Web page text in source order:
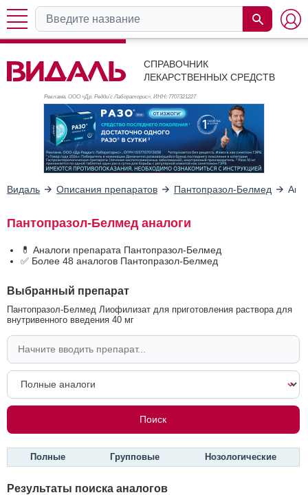
СПРАВОЧНИК
ЛЕКАРСТВЕННЫХ СРЕДСТВ
Реклама. ООО «Др. Редди’с Лабораторис», ИНН: 7707321227
Видаль Описания препаратов Пантопразол-Белмед
Пантопразол-Белмед аналоги
💊 Аналоги препарата Пантопразол-Белмед
✅ Более 48 аналогов Пантопразол-Белмед
Выбранный препарат
Пантопразол-Белмед Лиофилизат для приготовления раствора для
внутривенного введения 40 мг
Полные Групповые Нозологические
Результаты поиска аналогов